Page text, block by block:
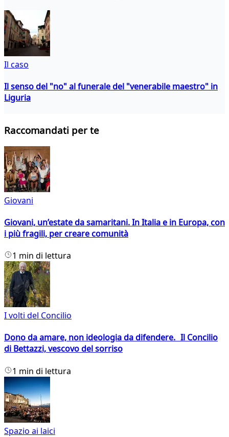
Il caso
Il senso del "no" al funerale del "venerabile maestro" in
Liguria
Raccomandati per te
Giovani
Giovani, un’estate da samaritani. In Italia e in Europa, con
i più fragili, per creare comunità
1 min di lettura
I volti del Concilio
Dono da amare, non ideologia da difendere. Il Concilio
di Bettazzi, vescovo del sorriso
1 min di lettura
Spazio ai laici